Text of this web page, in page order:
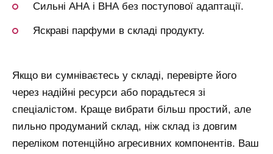
Сильні АНА і ВНА без поступової адаптації.
Яскраві парфуми в складі продукту.
Якщо ви сумніваєтесь у складі, перевірте його
через надійні ресурси або порадьтеся зі
спеціалістом. Краще вибрати більш простий, але
пильно продуманий склад, ніж склад із довгим
переліком потенційно агресивних компонентів. Ваш